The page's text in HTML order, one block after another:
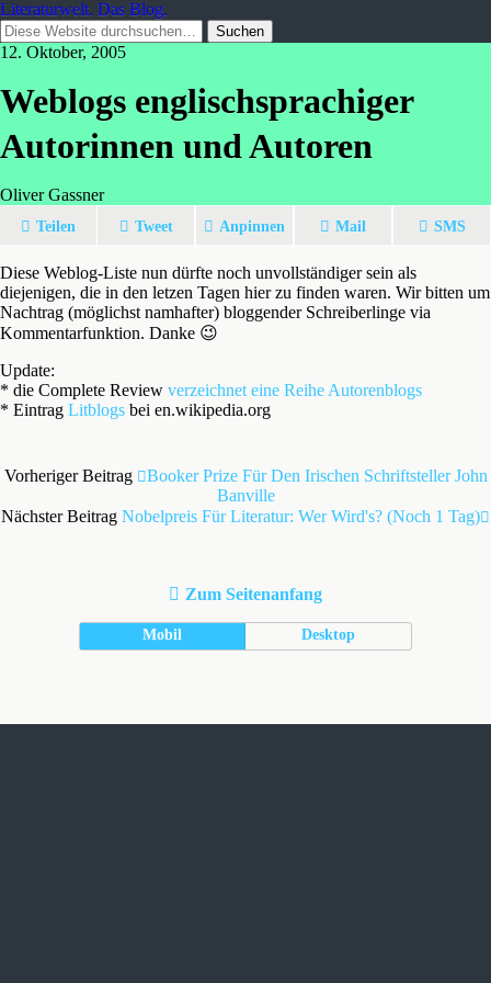
Literaturwelt. Das Blog.
12. Oktober, 2005
Weblogs englischsprachiger
Autorinnen und Autoren
Oliver Gassner
Teilen Tweet Anpinnen Mail SMS
Diese Weblog-Liste nun dürfte noch unvollständiger sein als
diejenigen, die in den letzen Tagen hier zu finden waren. Wir bitten um
Nachtrag (möglichst namhafter) bloggender Schreiberlinge via
Kommentarfunktion. Danke 😉
Update:
* die Complete Review verzeichnet eine Reihe Autorenblogs
* Eintrag Litblogs bei en.wikipedia.org
Vorheriger Beitrag
Booker Prize Für Den Irischen Schriftsteller John
Banville
Nächster Beitrag Nobelpreis Für Literatur: Wer Wird's? (Noch 1 Tag)
Zum Seitenanfang
Mobil Desktop